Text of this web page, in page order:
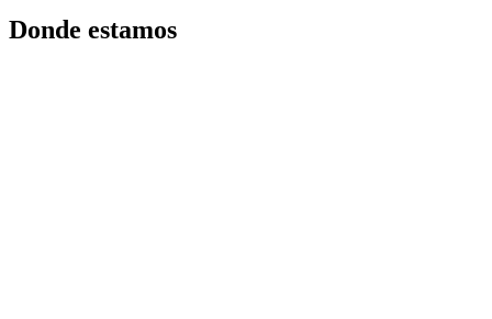
Donde estamos